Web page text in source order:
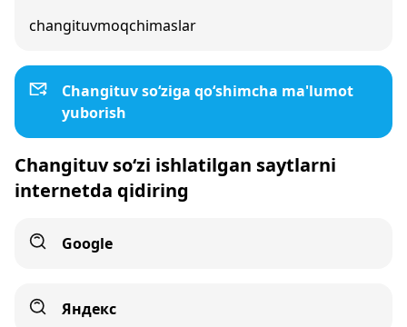
changituvmoqchimaslar
Changituv so‘ziga qo‘shimcha ma'lumot
yuborish
Changituv so‘zi ishlatilgan saytlarni
internetda qidiring
Google
Яндекс